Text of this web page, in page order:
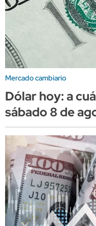
Mercado cambiario
Dólar hoy: a
sábado 8 de